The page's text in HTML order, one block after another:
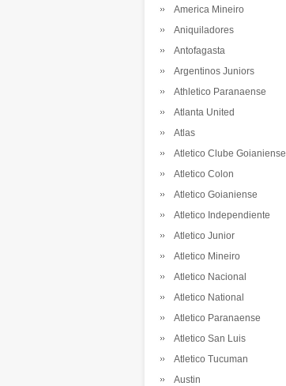
America Mineiro
Aniquiladores
Antofagasta
Argentinos Juniors
Athletico Paranaense
Atlanta United
Atlas
Atletico Clube Goianiense
Atletico Colon
Atletico Goianiense
Atletico Independiente
Atletico Junior
Atletico Mineiro
Atletico Nacional
Atletico National
Atletico Paranaense
Atletico San Luis
Atletico Tucuman
Austin